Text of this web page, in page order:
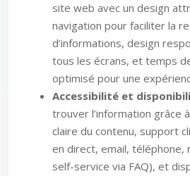
site web avec un design
navigation pour faciliter la
d’informations, design
tous les écrans, et temps
optimisé pour une
Accessibilité et
trouver l’information grâce
claire du contenu, support
en direct, email, téléphone,
self-service via FAQ), et